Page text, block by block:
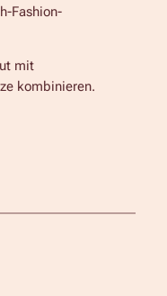
Fashion-
mit
kombinieren.